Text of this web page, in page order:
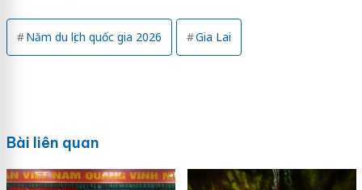
Năm du lịch quốc gia 2026 Gia Lai
Bài liên quan